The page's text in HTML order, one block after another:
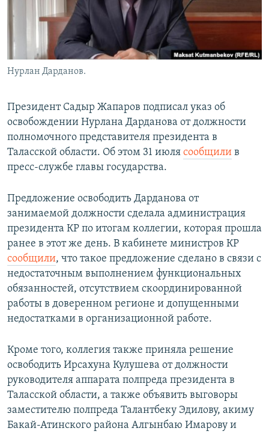
Нурлан Дарданов.
Президент Садыр Жапаров подписал указ об
освобождении Нурлана Дарданова от должности
полномочного представителя президента в
Таласской области. Об этом 31 июля сообщили в
пресс-службе главы государства.
Предложение освободить Дарданова от
занимаемой должности сделала администрация
президента КР по итогам коллегии, которая прошла
ранее в этот же день. В кабинете министров КР
сообщили, что такое предложение сделано в связи с
недостаточным выполнением функциональных
обязанностей, отсутствием скоординированной
работы в доверенном регионе и допущенными
недостатками в организационной работе.
Кроме того, коллегия также приняла решение
освободить Ирсахуна Кулушева от должности
руководителя аппарата полпреда президента в
Таласской области, а также объявить выговоры
заместителю полпреда Талантбеку Эдилову, акиму
Бакай-Атинского района Алгынбаю Имарову и